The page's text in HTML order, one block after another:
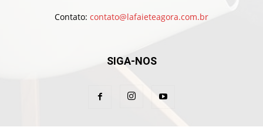
Contato: contato@lafaieteagora.com.br
SIGA-NOS